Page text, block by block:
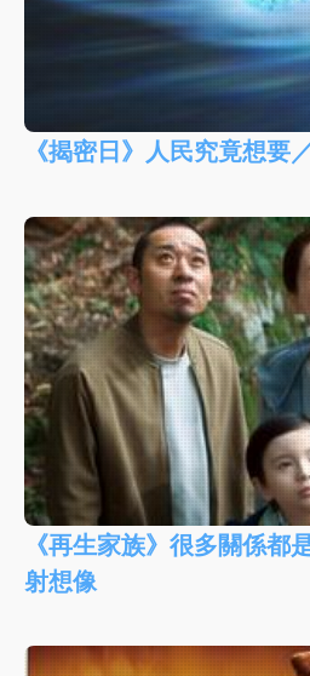
《揭密日》人民究竟想要
《再生家族》很多關係都
射想像